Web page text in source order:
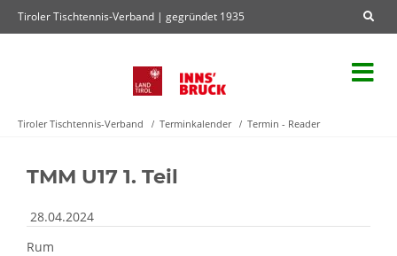
Tiroler Tischtennis-Verband | gegründet 1935
Tiroler Tischtennis-Verband Terminkalender Termin - Reader
TMM U17 1. Teil
28.04.2024
Rum